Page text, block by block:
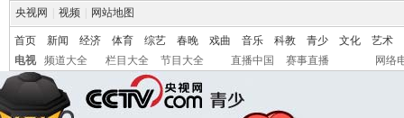
央视网 视频 网站地图
首页 新闻 经济 体育 综艺 春晚 戏曲 音乐 科教 青少 文化
艺术
电视
频道大全 栏目大全 节目大全 直播中国 赛事直播 网络